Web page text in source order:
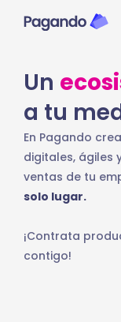
Un
a tu
En Pagando
digitales, ágiles
ventas de tu
solo lugar.
¡Contrata
contigo!